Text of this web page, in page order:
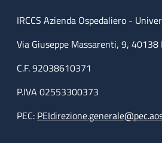
IRCCS Azienda Ospedaliero -
Via Giuseppe Massarenti, 9, 40138
C.F. 92038610371
P.IVA 02553300373
PEC: